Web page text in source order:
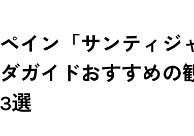
イン「サンティジ
ガイドおすすめの
選